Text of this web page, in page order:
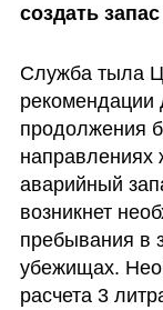
создать
Служба тыла
рекомендации
продолжения
направлениях
аварийный
возникнет
пребывания в
убежищах.
расчета 3